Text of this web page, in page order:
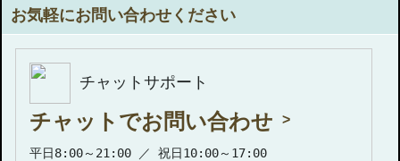
お気軽にお問い合わせください
チャットサポート
チャットでお問い合わせ
平日8:00～21:00 ／ 祝日10:00～17:00